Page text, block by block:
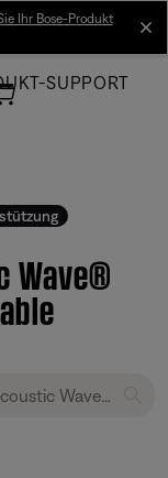
Ihr Bose-Produkt
SUPPORT
Wave®